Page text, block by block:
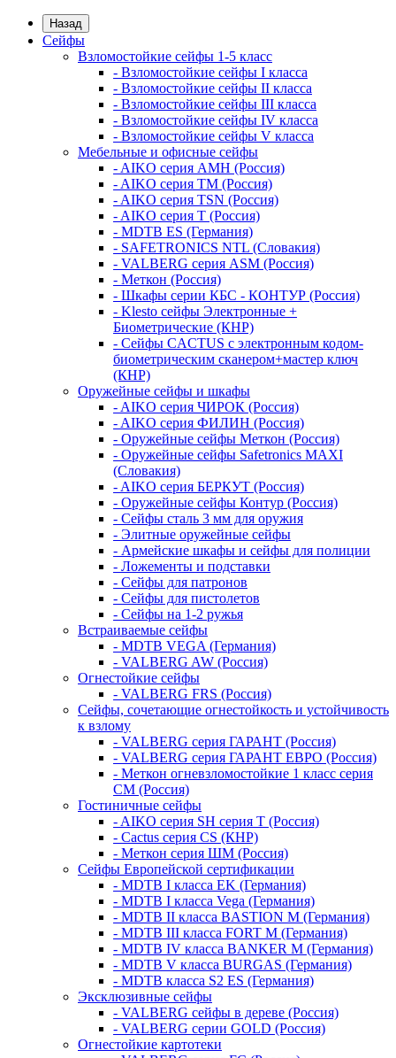
Назад
Сейфы
Взломостойкие сейфы 1-5 класс
- Взломостойкие сейфы I класса
- Взломостойкие сейфы II класса
- Взломостойкие сейфы III класса
- Взломостойкие сейфы IV класса
- Взломостойкие сейфы V класса
Мебельные и офисные сейфы
- AIKO серия AMH (Россия)
- AIKO серия TM (Россия)
- AIKO серия TSN (Россия)
- AIKO серия Т (Россия)
- MDTB ES (Германия)
- SAFETRONICS NTL (Словакия)
- VALBERG серия ASM (Россия)
- Меткон (Россия)
- Шкафы серии КБС - КОНТУР (Россия)
- Klesto сейфы Электронные +
Биометрические (КНР)
- Сейфы CACTUS с электронным кодом-
биометрическим сканером+мастер ключ
(КНР)
Оружейные сейфы и шкафы
- AIKO серия ЧИРОК (Россия)
- AIKO серия ФИЛИН (Россия)
- Оружейные сейфы Меткон (Россия)
- Оружейные сейфы Safetronics MAXI
(Словакия)
- AIKO серия БЕРКУТ (Россия)
- Оружейные сейфы Контур (Россия)
- Сейфы сталь 3 мм для оружия
- Элитные оружейные сейфы
- Армейские шкафы и сейфы для полиции
- Ложементы и подставки
- Сейфы для патронов
- Сейфы для пистолетов
- Сейфы на 1-2 ружья
Встраиваемые сейфы
- MDTB VEGA (Германия)
- VALBERG AW (Россия)
Огнестойкие сейфы
- VALBERG FRS (Россия)
Сейфы, сочетающие огнестойкость и устойчивость
к взлому
- VALBERG серия ГАРАНТ (Россия)
- VALBERG серия ГАРАНТ ЕВРО (Россия)
- Меткон огневзломостойкие 1 класс серия
СМ (Россия)
Гостиничные сейфы
- AIKO серия SH серия Т (Россия)
- Cactus серия CS (КНР)
- Меткон серия ШМ (Россия)
Сейфы Европейской сертификации
- MDTB I класса EK (Германия)
- MDTB I класса Vega (Германия)
- MDTB II класса BASTION M (Германия)
- MDTB III класса FORT M (Германия)
- MDTB IV класса BANKER M (Германия)
- MDTB V класса BURGAS (Германия)
- MDTB класса S2 ES (Германия)
Эксклюзивные сейфы
- VALBERG сейфы в дереве (Россия)
- VALBERG серии GOLD (Россия)
Огнестойкие картотеки